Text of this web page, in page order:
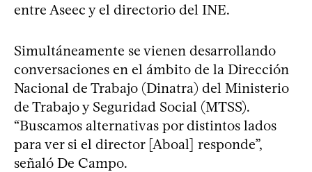
entre Aseec y el directorio del INE.
Simultáneamente se vienen desarrollando
conversaciones en el ámbito de la Dirección
Nacional de Trabajo (Dinatra) del Ministerio
de Trabajo y Seguridad Social (MTSS).
“Buscamos alternativas por distintos lados
para ver si el director [Aboal] responde”,
señaló De Campo.